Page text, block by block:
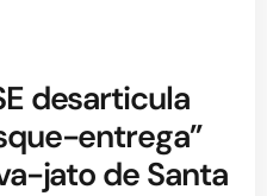
desarticula
entrega”
jato de Santa